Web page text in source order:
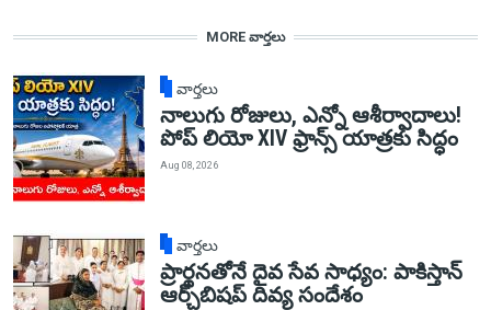
MORE వార్తలు
వార్తలు
నాలుగు రోజులు, ఎన్నో ఆశీర్వాదాలు!
పోప్ లియో XIV ఫ్రాన్స్ యాత్రకు సిద్ధం
Aug 08, 2026
వార్తలు
ప్రార్థనతోనే దైవ సేవ సాధ్యం: పాకిస్తాన్‌
ఆర్చ్‌బిషప్ దివ్య సందేశం